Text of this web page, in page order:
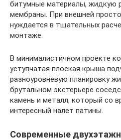
битумные материалы, жидкую
мембраны. При внешней
нуждается в тщательных
монтаже.
В минималистичном проекте
уступчатая плоская крыша
разноуровневую планировку
брутальном экстерьере
камень и металл, который со
интересный налет патины.
Современные